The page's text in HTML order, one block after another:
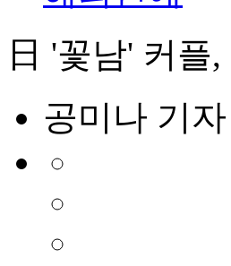
日 '꽃남' 커
공미나 기자